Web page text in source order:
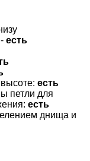
есть
есть
петли для
есть
днища и